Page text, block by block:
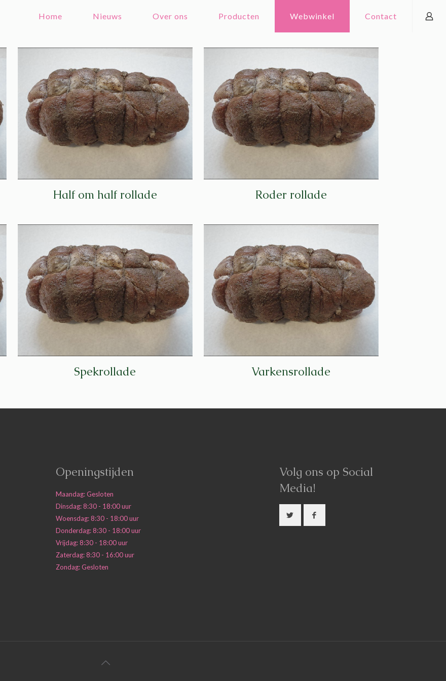
Home Nieuws Over ons Producten Webwinkel Contact
Half om half rollade Roder rollade
Spekrollade Varkensrollade
Openingstijden
Maandag: Gesloten
Dinsdag: 8:30 - 18:00 uur
Woensdag: 8:30 - 18:00 uur
Donderdag: 8:30 - 18:00 uur
Vrijdag: 8:30 - 18:00 uur
Zaterdag: 8:30 - 16:00 uur
Zondag: Gesloten
Volg ons op Social
Media!